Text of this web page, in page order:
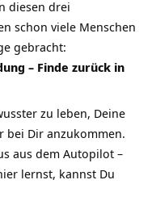
diesen drei
schon viele Menschen
gebracht:
– Finde zurück in
zu leben, Deine
bei Dir anzukommen.
aus dem Autopilot –
lernst, kannst Du